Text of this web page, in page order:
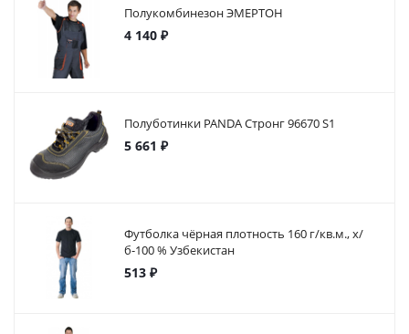
Полукомбинезон ЭМЕРТОН
4 140 ₽
Полуботинки PANDA Стронг 96670 S1
5 661 ₽
Футболка чёрная плотность 160 г/кв.м., х/
б-100 % Узбекистан
513 ₽